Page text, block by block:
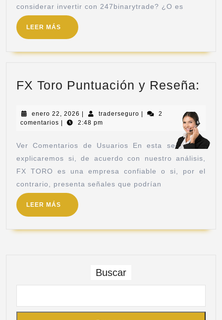
considerar invertir con 247binarytrade? ¿O es
LEER MÁS
FX Toro Puntuación y Reseña:
enero 22, 2026 | traderseguro |
2
comentarios | 2:48 pm
Ver Comentarios de Usuarios En esta sección te
explicaremos si, de acuerdo con nuestro análisis,
FX TORO es una empresa confiable o si, por el
contrario, presenta señales que podrían
LEER MÁS
Buscar